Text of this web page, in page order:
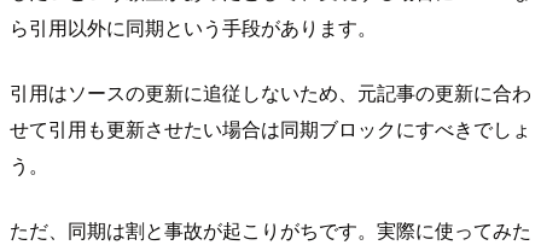
ら引用以外に同期という手段があります。
引用はソースの更新に追従しないため、元記事の更新に合わ
せて引用も更新させたい場合は同期ブロックにすべきでしょ
う。
ただ、同期は割と事故が起こりがちです。実際に使ってみた